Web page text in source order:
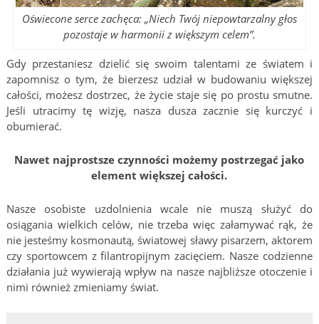
Oświecone serce zachęca: „Niech Twój niepowtarzalny głos
pozostaje w harmonii z większym celem”.
Gdy przestaniesz dzielić się swoim talentami ze światem i
zapomnisz o tym, że bierzesz udział w budowaniu większej
całości, możesz dostrzec, że życie staje się po prostu smutne.
Jeśli utracimy tę wizję, nasza dusza zacznie się kurczyć i
obumierać.
Nawet najprostsze czynności możemy postrzegać jako
element większej całości.
Nasze osobiste uzdolnienia wcale nie muszą służyć do
osiągania wielkich celów, nie trzeba więc załamywać rąk, że
nie jesteśmy kosmonautą, światowej sławy pisarzem, aktorem
czy sportowcem z filantropijnym zacięciem. Nasze codzienne
działania już wywierają wpływ na nasze najbliższe otoczenie i
nimi również zmieniamy świat.